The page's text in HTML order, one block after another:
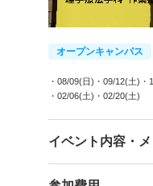
オープンキャンパス
・08/09(日) ・09/12(土) ・
・02/06(土) ・02/20(土)
イベント内容・